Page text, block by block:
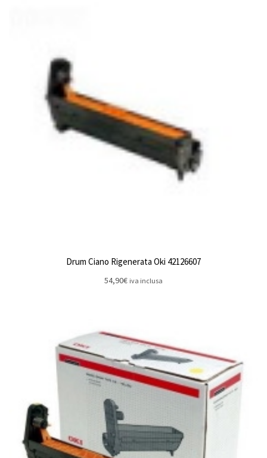
Drum Ciano Rigenerata Oki 42126607
54,90€ iva inclusa